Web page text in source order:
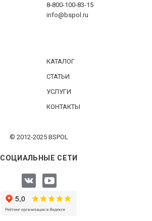
8-800-100-83-15
info@bspol.ru
КАТАЛОГ
СТАТЬИ
УСЛУГИ
КОНТАКТЫ
© 2012-2025 BSPOL
СОЦИАЛЬНЫЕ СЕТИ